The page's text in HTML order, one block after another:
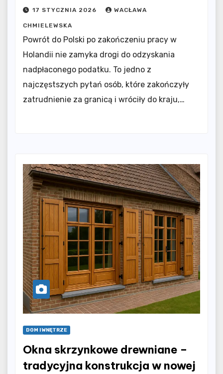
17 STYCZNIA 2026 WACŁAWA
CHMIELEWSKA
Powrót do Polski po zakończeniu pracy w
Holandii nie zamyka drogi do odzyskania
nadpłaconego podatku. To jedno z
najczęstszych pytań osób, które zakończyły
zatrudnienie za granicą i wróciły do kraju,…
DOM I WNĘTRZE
Okna skrzynkowe drewniane –
tradycyjna konstrukcja w nowej